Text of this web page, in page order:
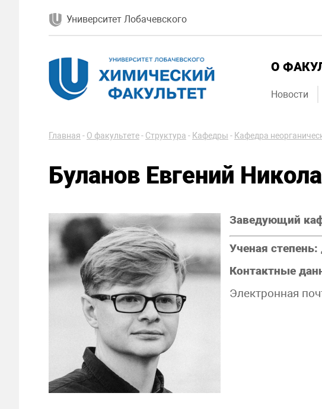
Университет Лобачевского
О
Новости
Главная - О факультете- Структура - Кафедры - Кафедра
Буланов Евгений
Заведующий
Ученая степень:
Контактные
Электронная